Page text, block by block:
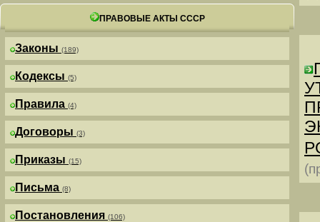
ПРАВОВЫЕ АКТЫ СССР
Законы (189)
Кодексы (5)
Правила (4)
Договоры (3)
Приказы (15)
Письма (8)
Постановления (106)